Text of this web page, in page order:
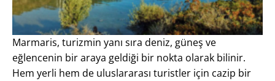
Marmaris, turizmin yanı sıra deniz, güneş ve
eğlencenin bir araya geldiği bir nokta olarak bilinir.
Hem yerli hem de uluslararası turistler için cazip bir